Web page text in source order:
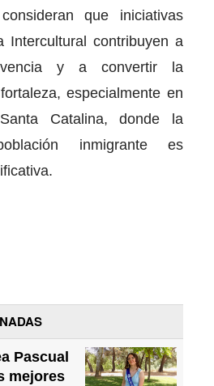
que iniciativas
Intercultural contribuyen a
y a convertir la
especialmente en
Catalina, donde la
inmigrante es
Pascual
mejores